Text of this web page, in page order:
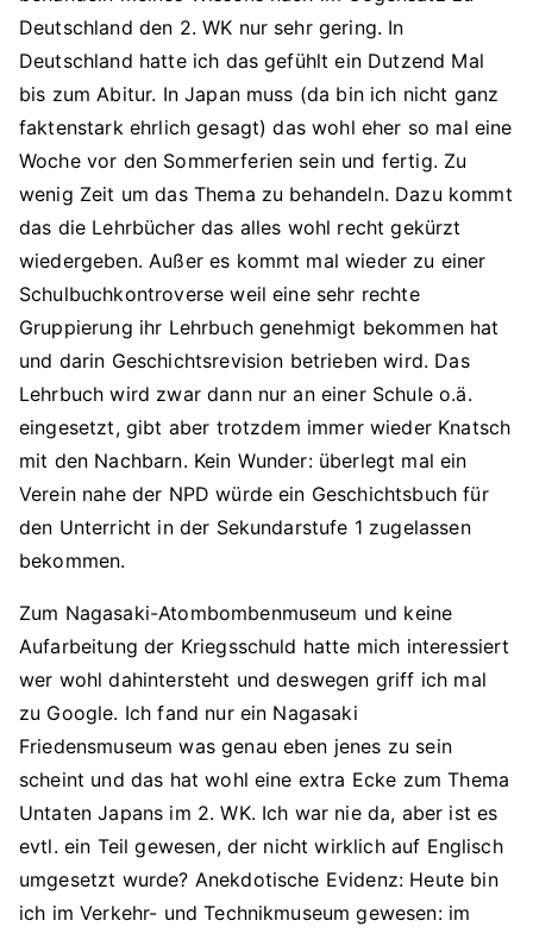
Deutschland den 2. WK nur sehr gering. In
Deutschland hatte ich das gefühlt ein Dutzend Mal
bis zum Abitur. In Japan muss (da bin ich nicht ganz
faktenstark ehrlich gesagt) das wohl eher so mal eine
Woche vor den Sommerferien sein und fertig. Zu
wenig Zeit um das Thema zu behandeln. Dazu kommt
das die Lehrbücher das alles wohl recht gekürzt
wiedergeben. Außer es kommt mal wieder zu einer
Schulbuchkontroverse weil eine sehr rechte
Gruppierung ihr Lehrbuch genehmigt bekommen hat
und darin Geschichtsrevision betrieben wird. Das
Lehrbuch wird zwar dann nur an einer Schule o.ä.
eingesetzt, gibt aber trotzdem immer wieder Knatsch
mit den Nachbarn. Kein Wunder: überlegt mal ein
Verein nahe der NPD würde ein Geschichtsbuch für
den Unterricht in der Sekundarstufe 1 zugelassen
bekommen.
Zum Nagasaki-Atombombenmuseum und keine
Aufarbeitung der Kriegsschuld hatte mich interessiert
wer wohl dahintersteht und deswegen griff ich mal
zu Google. Ich fand nur ein Nagasaki
Friedensmuseum was genau eben jenes zu sein
scheint und das hat wohl eine extra Ecke zum Thema
Untaten Japans im 2. WK. Ich war nie da, aber ist es
evtl. ein Teil gewesen, der nicht wirklich auf Englisch
umgesetzt wurde? Anekdotische Evidenz: Heute bin
ich im Verkehr- und Technikmuseum gewesen: im